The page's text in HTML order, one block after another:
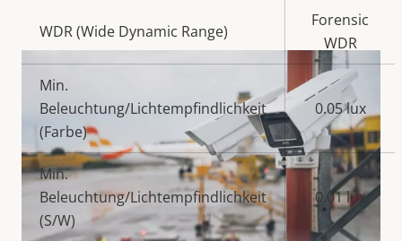
WDR (Wide Dynamic Range)
Forensic
WDR
Min.
Beleuchtung/Lichtempfindlichkeit
(Farbe)
0.05 lux
Min.
Beleuchtung/Lichtempfindlichkeit
(S/W)
0.01 lux